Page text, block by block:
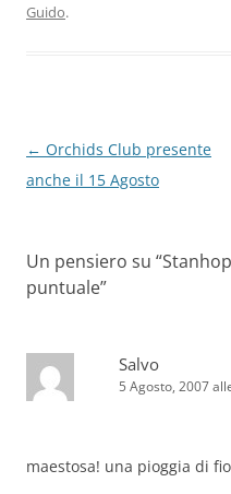
Guido.
Navigazione
articolo
← Orchids Club presente
anche il 15 Agosto
Un pensiero su “
puntuale”
Salvo
5 Agosto, 2007
maestosa! una pioggia di